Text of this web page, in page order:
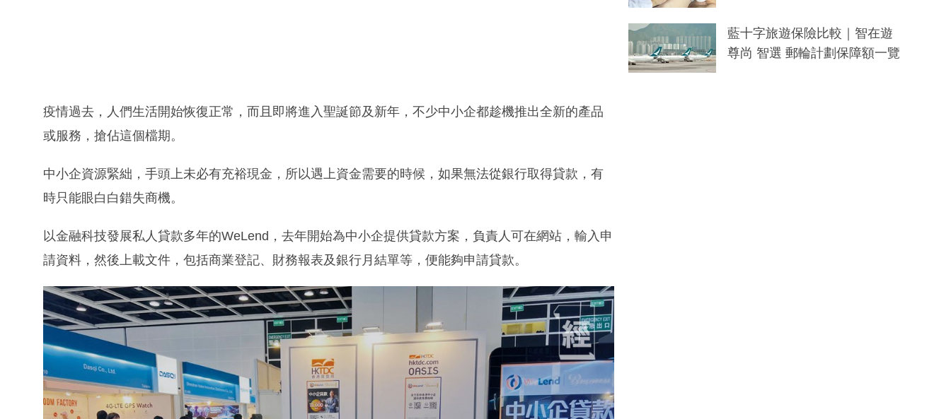
疫情過去，人們生活開始恢復正常，而且即將進入聖誕節及新年，不少中小企都趁機推出全新的產品
或服務，搶佔這個檔期。
中小企資源緊絀，手頭上未必有充裕現金，所以遇上資金需要的時候，如果無法從銀行取得貸款，有
時只能眼白白錯失商機。
以金融科技發展私人貸款多年的WeLend，去年開始為中小企提供貸款方案，負責人可在網站，輸入申
請資料，然後上載文件，包括商業登記、財務報表及銀行月結單等，便能夠申請貸款。
藍十字旅遊保險比較｜智在遊
尊尚 智選 郵輪計劃保障額一覽